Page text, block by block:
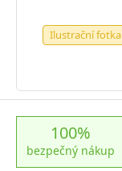
Ilustrační fotka
100%
bezpečný nákup